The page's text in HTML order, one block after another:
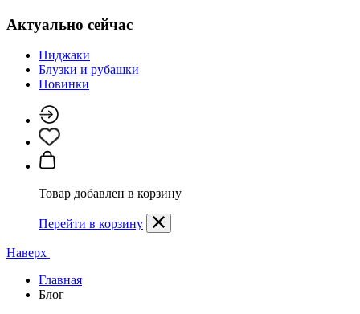
Актуально сейчас
Пиджаки
Блузки и рубашки
Новинки
Товар добавлен в корзину
Перейти в корзину
Наверх
Главная
Блог